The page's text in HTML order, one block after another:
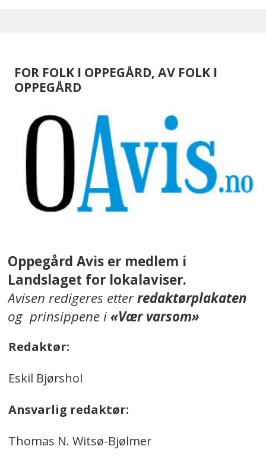
FOR FOLK I OPPEGÅRD, AV FOLK I
OPPEGÅRD
Oppegård Avis er medlem i
Landslaget for lokalaviser.
Avisen redigeres etterredaktørplakaten
og prinsippene i«Vær varsom»
Redaktør:
Eskil Bjørshol
Ansvarlig redaktør:
Thomas N. Witsø-Bjølmer